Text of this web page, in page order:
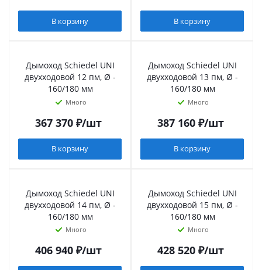
В корзину В корзину
Дымоход Schiedel UNI
двухходовой 12 пм, Ø -
160/180 мм
Много
367 370₽/шт
В корзину
Дымоход Schiedel UNI
двухходовой 13 пм, Ø -
160/180 мм
Много
387 160₽/шт
В корзину
Дымоход Schiedel UNI
двухходовой 14 пм, Ø -
160/180 мм
Много
406 940₽/шт
Дымоход Schiedel UNI
двухходовой 15 пм, Ø -
160/180 мм
Много
428 520₽/шт